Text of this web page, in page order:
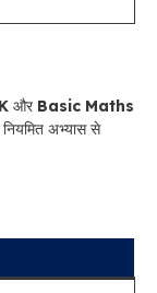
और Basic Maths
नियमित अभ्यास से